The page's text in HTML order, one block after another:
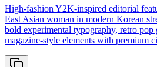
High-fashion Y2K-inspired editorial
East Asian woman in modern Korean
bold experimental typography, retro pop
magazine-style elements with premium